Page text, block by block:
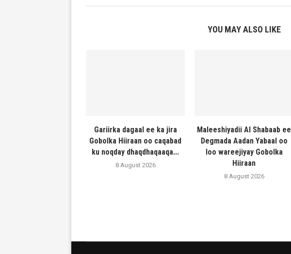
YOU MAY ALSO LIKE
Gariirka dagaal ee ka jira
Gobolka Hiiraan oo caqabad
ku noqday dhaqdhaqaaqa...
8 August 2026
Maleeshiyadii Al Shabaab ee
Degmada Aadan Yabaal oo
loo wareejiyay Gobolka
Hiiraan
8 August 2026